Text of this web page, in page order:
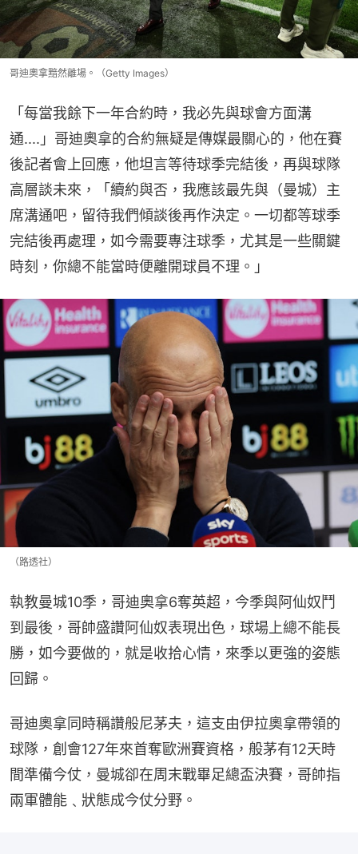
哥迪奧拿黯然離場。（Getty Images）
「每當我餘下一年合約時，我必先與球會方面溝
通....」哥迪奧拿的合約無疑是傳媒最關心的，他在賽
後記者會上回應，他坦言等待球季完結後，再與球隊
高層談未來，「續約與否，我應該最先與（曼城）主
席溝通吧，留待我們傾談後再作決定。一切都等球季
完結後再處理，如今需要專注球季，尤其是一些關鍵
時刻，你總不能當時便離開球員不理。」
（路透社）
執教曼城10季，哥迪奧拿6奪英超，今季與阿仙奴鬥
到最後，哥帥盛讚阿仙奴表現出色，球場上總不能長
勝，如今要做的，就是收拾心情，來季以更強的姿態
回歸。
哥迪奧拿同時稱讚般尼茅夫，這支由伊拉奧拿帶領的
球隊，創會127年來首奪歐洲賽資格，般茅有12天時
間準備今仗，曼城卻在周末戰畢足總盃決賽，哥帥指
兩軍體能﹑狀態成今仗分野。